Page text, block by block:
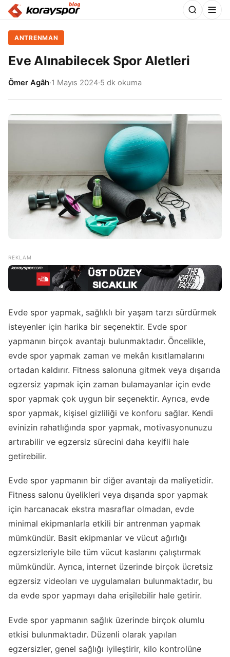
ANTRENMAN
Eve Alınabilecek Spor Aletleri
Ömer Agâh·1 Mayıs 2024·5 dk okuma
Evde spor yapmak, sağlıklı bir yaşam tarzı sürdürmek
isteyenler için harika bir seçenektir. Evde spor
yapmanın birçok avantajı bulunmaktadır. Öncelikle,
evde spor yapmak zaman ve mekân kısıtlamalarını
ortadan kaldırır. Fitness salonuna gitmek veya dışarıda
egzersiz yapmak için zaman bulamayanlar için evde
spor yapmak çok uygun bir seçenektir. Ayrıca, evde
spor yapmak, kişisel gizliliği ve konforu sağlar. Kendi
evinizin rahatlığında spor yapmak, motivasyonunuzu
artırabilir ve egzersiz sürecini daha keyifli hale
getirebilir.
Evde spor yapmanın bir diğer avantajı da maliyetidir.
Fitness salonu üyelikleri veya dışarıda spor yapmak
için harcanacak ekstra masraflar olmadan, evde
minimal ekipmanlarla etkili bir antrenman yapmak
mümkündür. Basit ekipmanlar ve vücut ağırlığı
egzersizleriyle bile tüm vücut kaslarını çalıştırmak
mümkündür. Ayrıca, internet üzerinde birçok ücretsiz
egzersiz videoları ve uygulamaları bulunmaktadır, bu
da evde spor yapmayı daha erişilebilir hale getirir.
Evde spor yapmanın sağlık üzerinde birçok olumlu
etkisi bulunmaktadır. Düzenli olarak yapılan
egzersizler, genel sağlığı iyileştirir, kilo kontrolüne